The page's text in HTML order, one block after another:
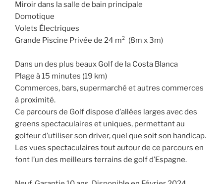
Miroir dans la salle de bain principale
Domotique
Volets Électriques
Grande Piscine Privée de 24 m² (8m x 3m)
Dans un des plus beaux Golf de la Costa Blanca
Plage à 15 minutes (19 km)
Commerces, bars, supermarché et autres commerces
à proximité.
Ce parcours de Golf dispose d’allées larges avec des
greens spectaculaires et uniques, permettant au
golfeur d’utiliser son driver, quel que soit son handicap.
Les vues spectaculaires tout autour de ce parcours en
font l’un des meilleurs terrains de golf d’Espagne.